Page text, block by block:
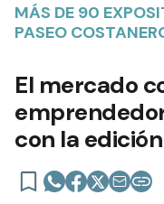
MÁS DE 90
PASEO
El mercado
con la